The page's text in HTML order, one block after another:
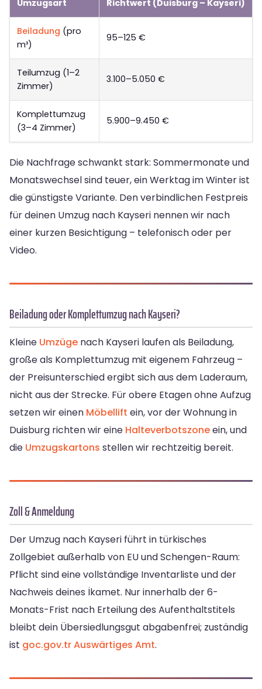
Umzugsart Richtwert (Duisburg – Kayseri)
Beiladung (pro
m³)
95–125 €
Teilumzug (1–2
Zimmer)
3.100–5.050 €
Komplettumzug
(3–4 Zimmer)
5.900–9.450 €
Die Nachfrage schwankt stark: Sommermonate und
Monatswechsel sind teuer, ein Werktag im Winter ist
die günstigste Variante. Den verbindlichen Festpreis
für deinen Umzug nach Kayseri nennen wir nach
einer kurzen Besichtigung – telefonisch oder per
Video.
Beiladung oder Komplettumzug nach Kayseri?
Kleine Umzüge nach Kayseri laufen als Beiladung,
große als Komplettumzug mit eigenem Fahrzeug –
der Preisunterschied ergibt sich aus dem Laderaum,
nicht aus der Strecke. Für obere Etagen ohne Aufzug
setzen wir einen Möbellift ein, vor der Wohnung in
Duisburg richten wir eine Halteverbotszoneein, und
die Umzugskartons stellen wir rechtzeitig bereit.
Zoll & Anmeldung
Der Umzug nach Kayseri führt in türkisches
Zollgebiet außerhalb von EU und Schengen-Raum:
Pflicht sind eine vollständige Inventarliste und der
Nachweis deines İkamet. Nur innerhalb der 6-
Monats-Frist nach Erteilung des Aufenthaltstitels
bleibt dein Übersiedlungsgut abgabenfrei; zuständig
ist goc.gov.trAuswärtiges Amt.